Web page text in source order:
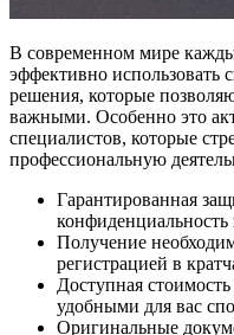
В современном мире
эффективно использовать
решения, которые
важными. Особенно это
специалистов, которые
профессиональную
Гарантированная
Получение
регистрацией в
Доступная
удобными для вас
Оригинальные